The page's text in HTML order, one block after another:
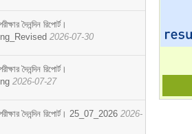
দৈনন্দিন রিপোর্ট।
2026-07-30
দৈনন্দিন রিপোর্ট।
2026-07-27
দৈনন্দিন রিপোর্ট। 25_07_2026 2026-